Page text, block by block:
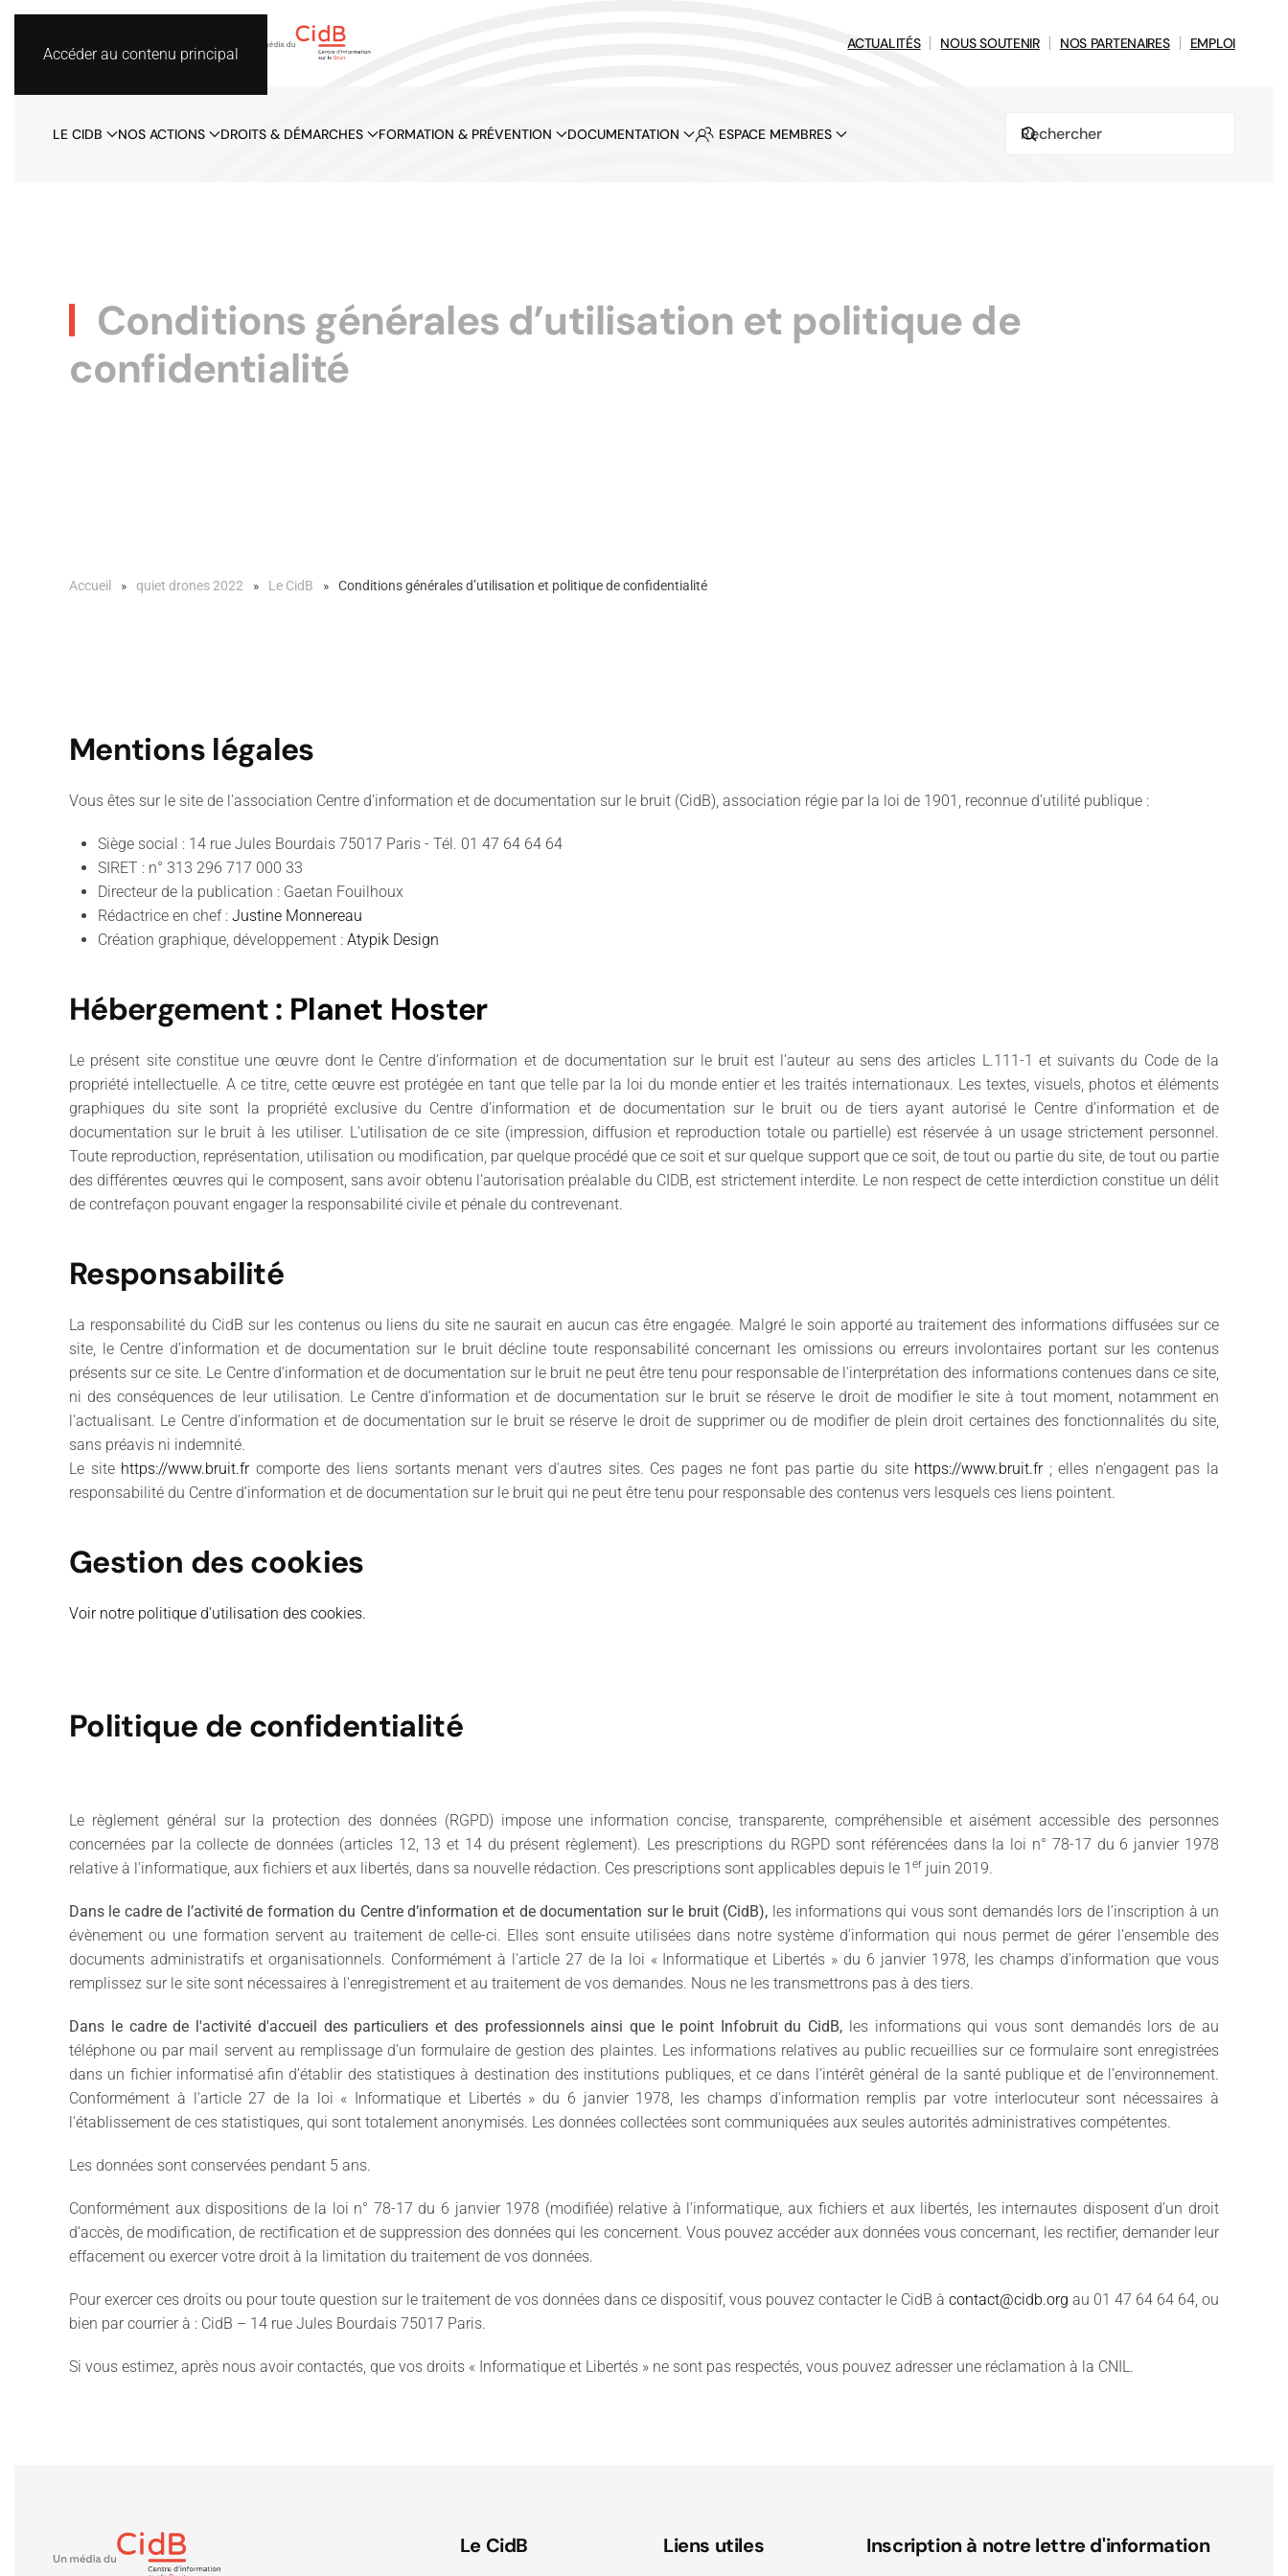
Accéder au contenu principal
ACTUALITÉS NOUS SOUTENIR NOS PARTENAIRES EMPLOI
LE CIDB NOS ACTIONS DROITS & DÉMARCHES FORMATION & PRÉVENTION DOCUMENTATION ESPACE MEMBRES
Conditions générales d’utilisation et politique de
confidentialité
Accueil quiet drones 2022 Le CidB Conditions générales d’utilisation et politique de confidentialité
Mentions légales
Vous êtes sur le site de l'association Centre d’information et de documentation sur le bruit (CidB), association régie par la loi de 1901, reconnue d’utilité publique :
Siège social : 14 rue Jules Bourdais 75017 Paris - Tél. 01 47 64 64 64
SIRET : n° 313 296 717 000 33
Directeur de la publication : Gaetan Fouilhoux
Rédactrice en chef : Justine Monnereau
Création graphique, développement : Atypik Design
Hébergement: Planet Hoster
Le présent site constitue une œuvre dont le Centre d’information et de documentation sur le bruit est l’auteur au sens des articles L.111-1 et suivants du Code de la
propriété intellectuelle. A ce titre, cette œuvre est protégée en tant que telle par la loi du monde entier et les traités internationaux. Les textes, visuels, photos et éléments
graphiques du site sont la propriété exclusive du Centre d’information et de documentation sur le bruit ou de tiers ayant autorisé le Centre d’information et de
documentation sur le bruit à les utiliser. L’utilisation de ce site (impression, diffusion et reproduction totale ou partielle) est réservée à un usage strictement personnel.
Toute reproduction, représentation, utilisation ou modification, par quelque procédé que ce soit et sur quelque support que ce soit, de tout ou partie du site, de tout ou partie
des différentes œuvres qui le composent, sans avoir obtenu l’autorisation préalable du CIDB, est strictement interdite. Le non respect de cette interdiction constitue un délit
de contrefaçon pouvant engager la responsabilité civile et pénale du contrevenant.
Responsabilité
La responsabilité du CidB sur les contenus ou liens du site ne saurait en aucun cas être engagée. Malgré le soin apporté au traitement des informations diffusées sur ce
site, le Centre d’information et de documentation sur le bruit décline toute responsabilité concernant les omissions ou erreurs involontaires portant sur les contenus
présents sur ce site. Le Centre d’information et de documentation sur le bruit ne peut être tenu pour responsable de l'interprétation des informations contenues dans ce site,
ni des conséquences de leur utilisation. Le Centre d’information et de documentation sur le bruit se réserve le droit de modifier le site à tout moment, notamment en
l'actualisant. Le Centre d’information et de documentation sur le bruit se réserve le droit de supprimer ou de modifier de plein droit certaines des fonctionnalités du site,
sans préavis ni indemnité.
Le site https://www.bruit.frcomporte des liens sortants menant vers d'autres sites. Ces pages ne font pas partie du site https://www.bruit.fr; elles n'engagent pas la
responsabilité du Centre d’information et de documentation sur le bruit qui ne peut être tenu pour responsable des contenus vers lesquels ces liens pointent.
Gestion des cookies
Voir notre politique d'utilisation des cookies.
Politique de confidentialité
Le règlement général sur la protection des données (RGPD) impose une information concise, transparente, compréhensible et aisément accessible des personnes
concernées par la collecte de données (articles 12, 13 et 14 du présent règlement). Les prescriptions du RGPD sont référencées dans la loi n° 78-17 du 6 janvier 1978
relative à l'informatique, aux fichiers et aux libertés, dans sa nouvelle rédaction. Ces prescriptions sont applicables depuis le 1 er juin 2019.
Dans le cadre de l’activité de formation du Centre d’information et de documentation sur le bruit (CidB), les informations qui vous sont demandés lors de l’inscription à un
évènement ou une formation servent au traitement de celle-ci. Elles sont ensuite utilisées dans notre système d’information qui nous permet de gérer l’ensemble des
documents administratifs et organisationnels. Conformément à l'article 27 de la loi « Informatique et Libertés » du 6 janvier 1978, les champs d'information que vous
remplissez sur le site sont nécessaires à l'enregistrement et au traitement de vos demandes. Nous ne les transmettrons pas à des tiers.
Dans le cadre de l'activité d'accueil des particuliers et des professionnels ainsi que le point Infobruit du CidB, les informations qui vous sont demandés lors de au
téléphone ou par mail servent au remplissage d'un formulaire de gestion des plaintes. Les informations relatives au public recueillies sur ce formulaire sont enregistrées
dans un fichier informatisé afin d’établir des statistiques à destination des institutions publiques, et ce dans l’intérêt général de la santé publique et de l’environnement.
Conformément à l'article 27 de la loi « Informatique et Libertés » du 6 janvier 1978, les champs d'information remplis par votre interlocuteur sont nécessaires à
l'établissement de ces statistiques, qui sont totalement anonymisés. Les données collectées sont communiquées aux seules autorités administratives compétentes.
Les données sont conservées pendant 5 ans.
Conformément aux dispositions de la loi n° 78-17 du 6 janvier 1978 (modifiée) relative à l’informatique, aux fichiers et aux libertés, les internautes disposent d’un droit
d’accès, de modification, de rectification et de suppression des données qui les concernent. Vous pouvez accéder aux données vous concernant, les rectifier, demander leur
effacement ou exercer votre droit à la limitation du traitement de vos données.
Pour exercer ces droits ou pour toute question sur le traitement de vos données dans ce dispositif, vous pouvez contacter le CidB à contact@cidb.org au 01 47 64 64 64, ou
bien par courrier à : CidB – 14 rue Jules Bourdais 75017 Paris.
Si vous estimez, après nous avoir contactés, que vos droits « Informatique et Libertés » ne sont pas respectés, vous pouvez adresser une réclamation à la CNIL.
Le CidB Liens utiles Inscription à notre lettre d'information